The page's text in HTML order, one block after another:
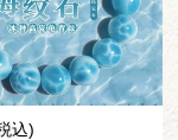
込)